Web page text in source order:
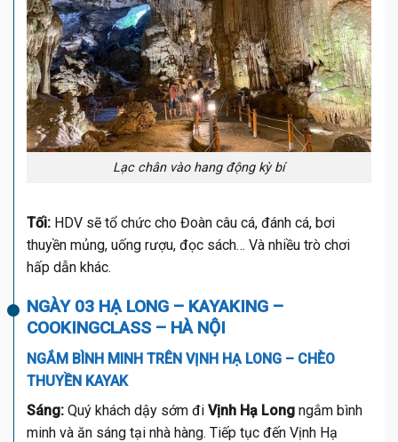
Lạc chân vào hang động kỳ bí
Tối: HDV sẽ tổ chức cho Đoàn câu cá, đánh cá, bơi
thuyền mủng, uống rượu, đọc sách… Và nhiều trò chơi
hấp dẫn khác.
NGÀY 03 HẠ LONG – KAYAKING –
COOKINGCLASS – HÀ NỘI
NGẮM BÌNH MINH TRÊN VỊNH HẠ LONG – CHÈO
THUYỀN KAYAK
Sáng: Quý khách dậy sớm đi Vịnh Hạ Long ngắm bình
minh và ăn sáng tại nhà hàng. Tiếp tục đến Vịnh Hạ